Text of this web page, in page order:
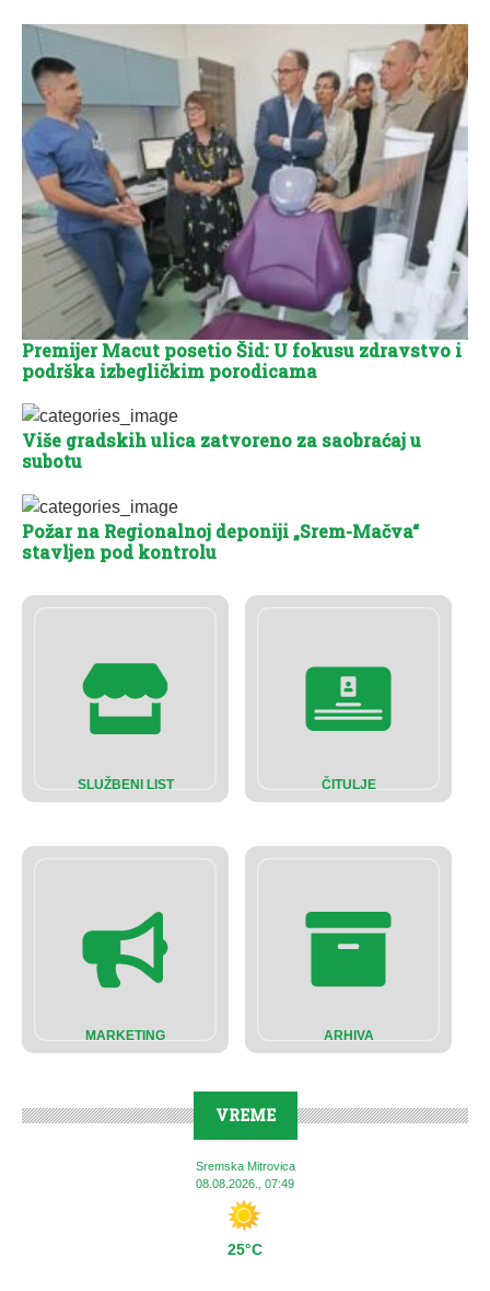
SLUŽBENI LIST ČITULJE
MARKETING ARHIVA
VREME
Sremska Mitrovica
08.08.2026., 07:49
25°C
Premijer Macut posetio Šid: U fokusu zdravstvo i
podrška izbegličkim porodicama
Više gradskih ulica zatvoreno za saobraćaj u
subotu
Požar na Regionalnoj deponiji „Srem-Mačva“
stavljen pod kontrolu